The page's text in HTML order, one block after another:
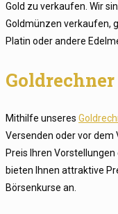
Gold zu verkaufen. Wir
Goldmünzen verkaufen,
Platin oder andere
Goldrechner
Mithilfe unseres
Versenden oder vor dem
Preis Ihren
bieten Ihnen attraktive
Börsenkurse an.